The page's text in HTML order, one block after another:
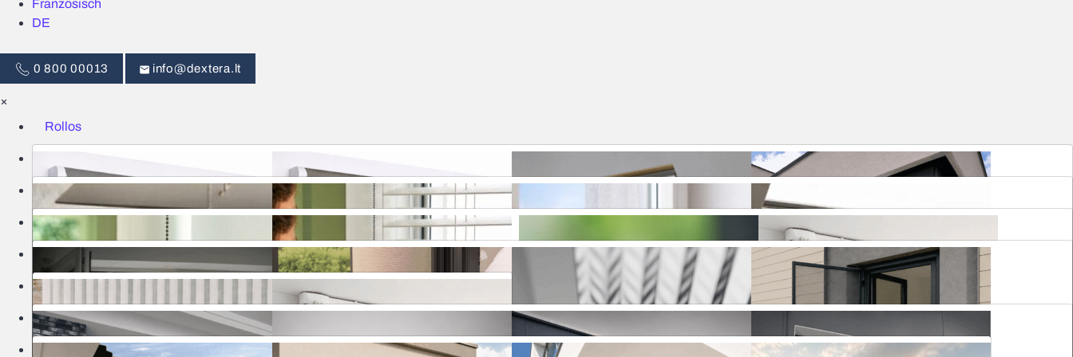
Französisch
DE
0 800 00013 info@dextera.lt
×
Rollos
Intelligente Steuerung
Insektenschutz
Lamellenvorhänge
Markisen
Pergolen